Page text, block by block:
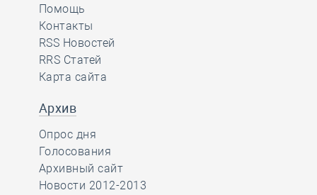
Помощь
Контакты
RSS Новостей
RRS Статей
Карта сайта
Архив
Опрос дня
Голосования
Архивный сайт
Новости 2012-2013